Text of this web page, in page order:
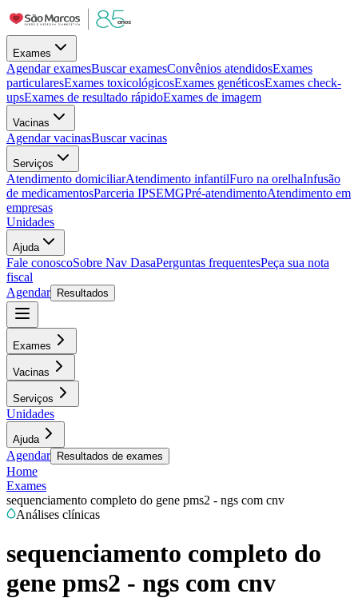
Exames
Agendar examesBuscar examesConvênios atendidosExames
particularesExames toxicológicosExames genéticosExames check-
upsExames de resultado rápidoExames de imagem
Vacinas
Agendar vacinasBuscar vacinas
Serviços
Atendimento domiciliarAtendimento infantilFuro na orelhaInfusão
de medicamentosParceria IPSEMGPré-atendimentoAtendimento em
empresas
Unidades
Ajuda
Fale conoscoSobre Nav DasaPerguntas frequentesPeça sua nota
fiscal
Agendar
Resultados
Exames
Vacinas
Serviços
Unidades
Ajuda
Agendar Resultados de exames
Home
Exames
sequenciamento completo do gene pms2 - ngs com cnv
Análises clínicas
sequenciamento completo do
gene pms2 - ngs com cnv